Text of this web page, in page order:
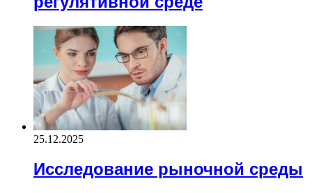
25.12.2025
Исследование рыночной среды